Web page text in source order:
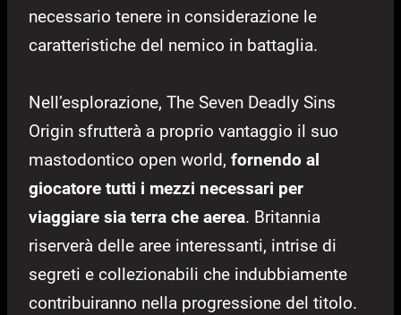
necessario tenere in considerazione le
caratteristiche del nemico in battaglia.
Nell’esplorazione, The Seven Deadly Sins
Origin sfrutterà a proprio vantaggio il suo
mastodontico open world, fornendo al
giocatore tutti i mezzi necessari per
viaggiare sia terra che aerea. Britannia
riserverà delle aree interessanti, intrise di
segreti e collezionabili che indubbiamente
contribuiranno nella progressione del titolo.